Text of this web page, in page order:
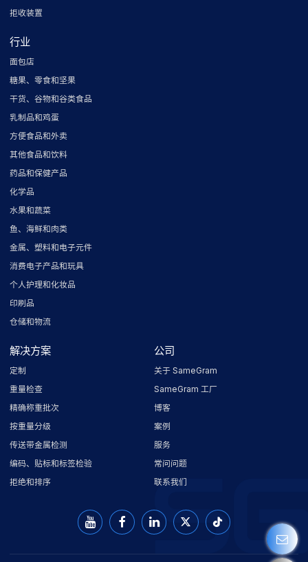
拒收装置
行业
面包店
糖果、零食和坚果
干货、谷物和谷类食品
乳制品和鸡蛋
方便食品和外卖
其他食品和饮料
药品和保健产品
化学品
水果和蔬菜
鱼、海鲜和肉类
金属、塑料和电子元件
消费电子产品和玩具
个人护理和化妆品
印刷品
仓储和物流
解决方案
定制
重量检查
精确称重批次
按重量分级
传送带金属检测
编码、贴标和标签检验
拒绝和排序
公司
关于 SameGram
SameGram 工厂
博客
案例
服务
常问问题
联系我们